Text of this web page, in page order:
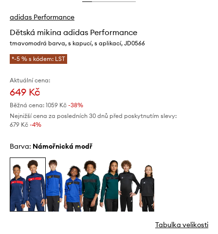
adidas Performance
Dětská mikina adidas Performance
tmavomodrá barva, s kapucí, s aplikací, JD0566
*-5 % s kódem: LST
Aktuální cena:
649 Kč
Běžná cena: 1059 Kč -38%
Nejnižší cena za posledních 30 dnů před poskytnutím slevy:
679 Kč -4%
Barva: námořnická modř
Tabulka velikosti